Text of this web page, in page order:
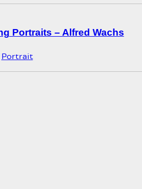
Portraits – Alfred Wachs
Portrait